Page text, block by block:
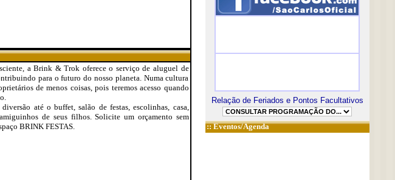
a Brink & Trok oferece o serviço de aluguel de
para o futuro do nosso planeta. Numa cultura
de menos coisas, pois teremos acesso quando
até o buffet, salão de festas, escolinhas, casa,
de seus filhos. Solicite um orçamento sem
BRINK FESTAS.
Relação de Feriados e Pontos Facultativos
::Eventos/Agenda